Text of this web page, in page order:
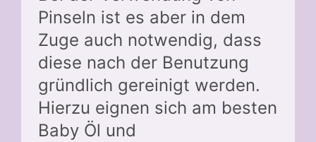
Pinseln ist es aber in dem
Zuge auch notwendig, dass
diese nach der Benutzung
gründlich gereinigt werden.
Hierzu eignen sich am besten
Baby Öl und